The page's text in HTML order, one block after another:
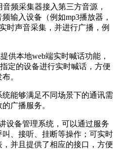
频采集器接入第三方音源，
输入设备（例如mp3播放器，
时声音采集，并进行广播，例
供本地web端实时喊话功能，
定的设备进行实时喊话，方便
。
能够满足不同场景下的通讯需
广播服务。
设备管理系统，可以通过服务
、接听、挂断等操作；可实时
并且提供了相应的接口，方便